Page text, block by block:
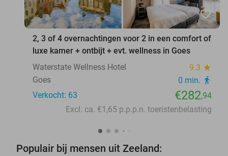
favorite_border
2, 3 of 4 overnachtingen voor 2 in een comfort of
luxe kamer + ontbijt + evt. wellness in Goes
Waterstate Wellness Hotel
9.3 star
Goes 0 min. directions_walk
Verkocht: 63 €282,94
Excl. ca. €1,65 p.p.p.n. toeristenbelasting
Populair bij mensen uit Zeeland: